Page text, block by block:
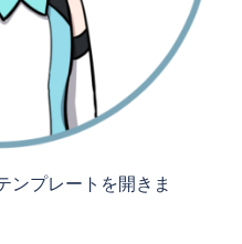
ンプレートを開きま